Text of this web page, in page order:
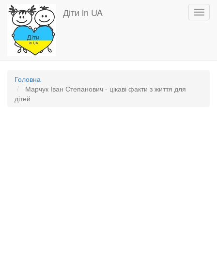
Перейти
основного
вмісту
Діти in UA
Головна
Марчук Іван Степанович - цікаві факти з життя для
дітей